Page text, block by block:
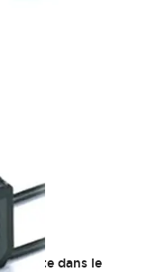
dans le